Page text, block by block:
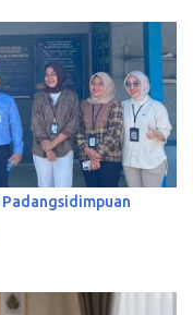
Padangsidimpuan